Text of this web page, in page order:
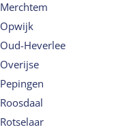
Merchtem
Opwijk
Oud-Heverlee
Overijse
Pepingen
Roosdaal
Rotselaar